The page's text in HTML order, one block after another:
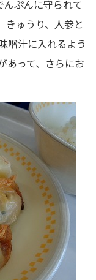
んぷんに守られて
きゅうり、人参と
噌汁に入れるよう
あって、さらにお